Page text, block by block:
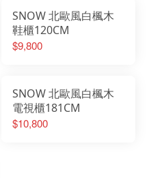
SNOW 北歐風白楓木
鞋櫃120CM
$9,800
SNOW 北歐風白楓木
電視櫃181CM
$10,800